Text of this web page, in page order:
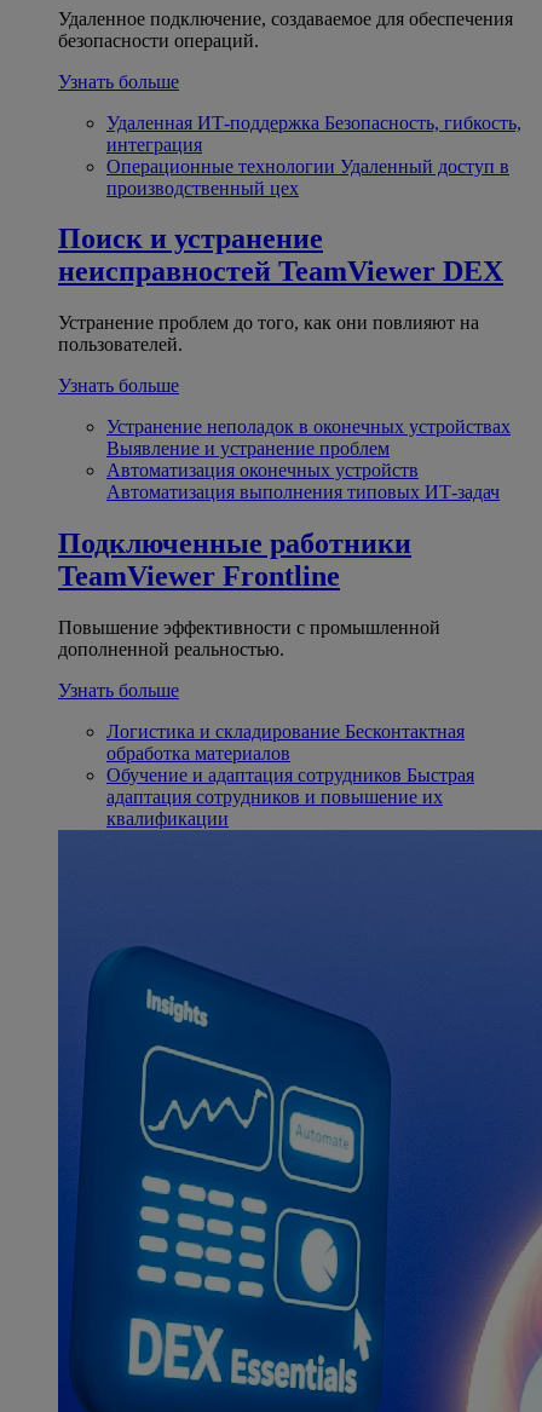
Удаленное подключение, создаваемое для обеспечения
безопасности операций.
Узнать больше
Удаленная ИТ-поддержка Безопасность, гибкость,
интеграция
Операционные технологии Удаленный доступ в
производственный цех
Поиск и устранение
неисправностей TeamViewer DEX
Устранение проблем до того, как они повлияют на
пользователей.
Узнать больше
Устранение неполадок в оконечных устройствах
Выявление и устранение проблем
Автоматизация оконечных устройств
Автоматизация выполнения типовых ИТ-задач
Подключенные работники
TeamViewer Frontline
Повышение эффективности с промышленной
дополненной реальностью.
Узнать больше
Логистика и складирование Бесконтактная
обработка материалов
Обучение и адаптация сотрудников Быстрая
адаптация сотрудников и повышение их
квалификации